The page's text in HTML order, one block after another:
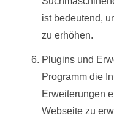
ist bedeutend,
zu erhöhen.
Plugins und
Programm die
Erweiterungen
Webseite zu